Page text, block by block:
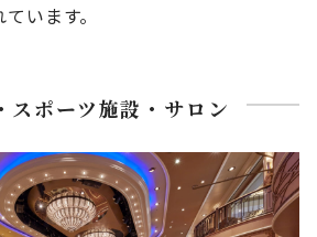
います。
スポーツ施設・サロン